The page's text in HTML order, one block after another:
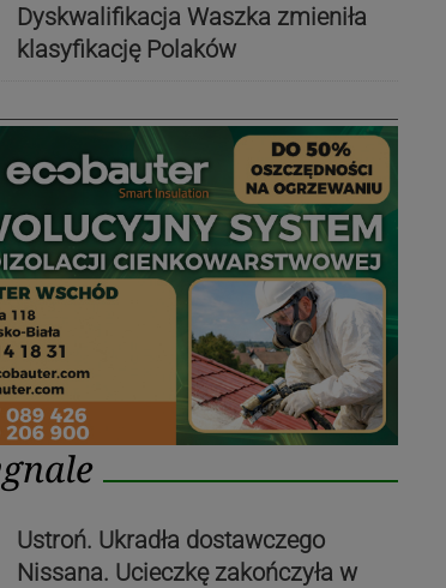
Dyskwalifikacja Waszka zmieniła
klasyfikację Polaków
Ustroń. Ukradła dostawczego
Nissana. Ucieczkę zakończyła w